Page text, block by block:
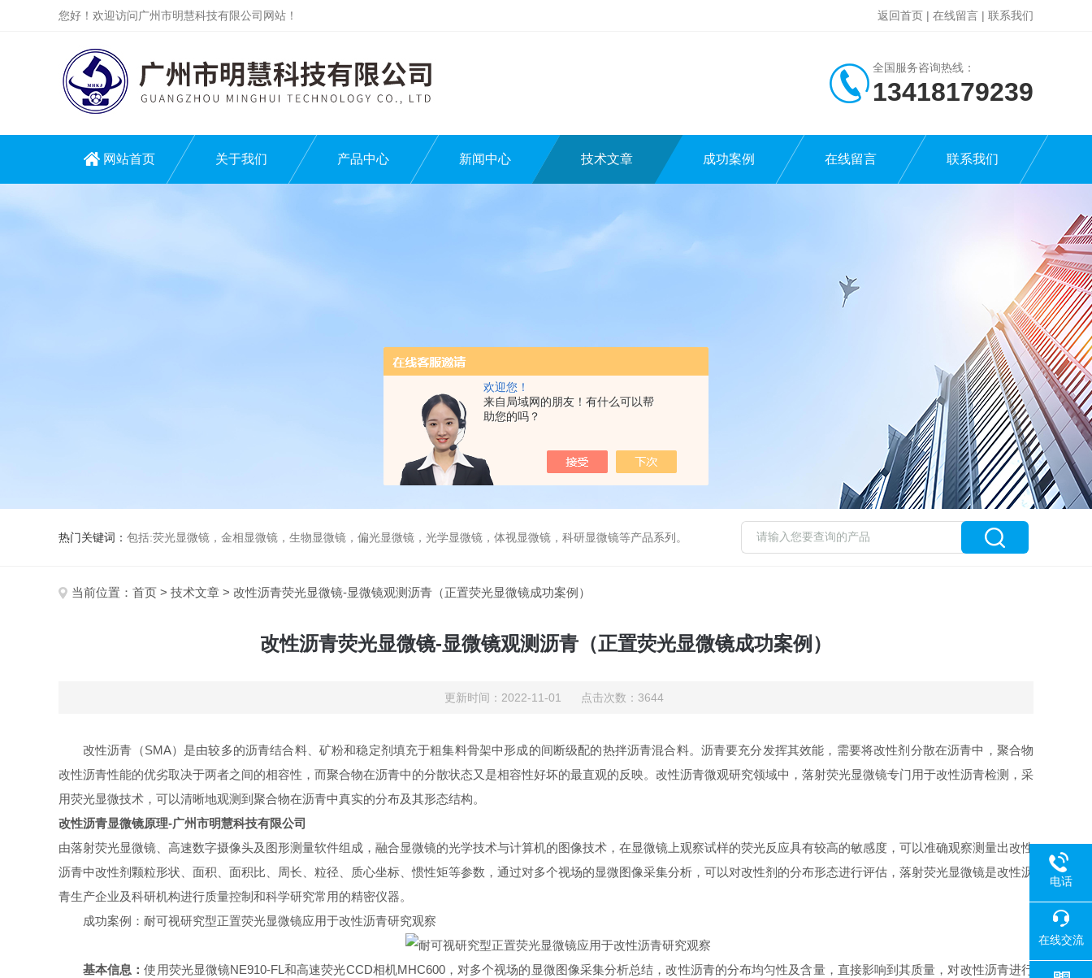
欢迎您！
来自局域网的朋友！有什么可以帮
助您的吗？
您好！欢迎访问广州市明慧科技有限公司网站！ 返回首页 | 在线留言 | 联系我们
全国服务咨询热线：
13418179239
网站首页 关于我们 产品中心 新闻中心 技术文章 成功案例 在线留言 联系我们
热门关键词： 包括:荧光显微镜，金相显微镜，生物显微镜，偏光显微镜，光学显微镜，体视显微镜，科研显微镜等产品系列。
当前位置： 首页 > 技术文章 > 改性沥青荧光显微镜-显微镜观测沥青（正置荧光显微镜成功案例）
改性沥青荧光显微镜-显微镜观测沥青（正置荧光显微镜成功案例）
更新时间：2022-11-01 点击次数：3644
改性沥青（SMA）是由较多的沥青结合料、矿粉和稳定剂填充于粗集料骨架中形成的间断级配的热拌沥青混合料。沥青要充分发挥其效能，需要将改性剂分散在沥青中，聚合物
改性沥青性能的优劣取决于两者之间的相容性，而聚合物在沥青中的分散状态又是相容性好坏的最直观的反映。改性沥青微观研究领域中，落射荧光显微镜专门用于改性沥青检测，采
用荧光显微技术，可以清晰地观测到聚合物在沥青中真实的分布及其形态结构。
改性沥青显微镜原理-广州市明慧科技有限公司
由落射荧光显微镜、高速数字摄像头及图形测量软件组成，融合显微镜的光学技术与计算机的图像技术，在显微镜上观察试样的荧光反应具有较高的敏感度，可以准确观察测量出改性
沥青中改性剂颗粒形状、面积、面积比、周长、粒径、质心坐标、惯性矩等参数，通过对多个视场的显微图像采集分析，可以对改性剂的分布形态进行评估，落射荧光显微镜是改性沥
青生产企业及科研机构进行质量控制和科学研究常用的精密仪器。
成功案例：耐可视研究型正置荧光显微镜应用于改性沥青研究观察
基本信息：使用荧光显微镜NE910-FL和高速荧光CCD相机MHC600，对多个视场的显微图像采集分析总结，改性沥青的分布均匀性及含量，直接影响到其质量，对改性沥青进行
电话
在线交流